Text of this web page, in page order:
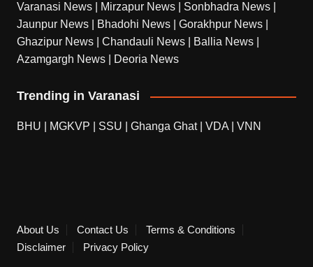
Varanasi News Mirzapur News Sonbhadra News
Jaunpur News
Bhadohi News Gorakhpur News
Ghazipur News
Chandauli News Ballia News
Azamgargh News
Deoria News
Trending in Varanasi
BHU MGKVP SSU Ghanga Ghat| VDA VNN
About Us Contact Us
Terms & Conditions
Disclaimer
Privacy Policy